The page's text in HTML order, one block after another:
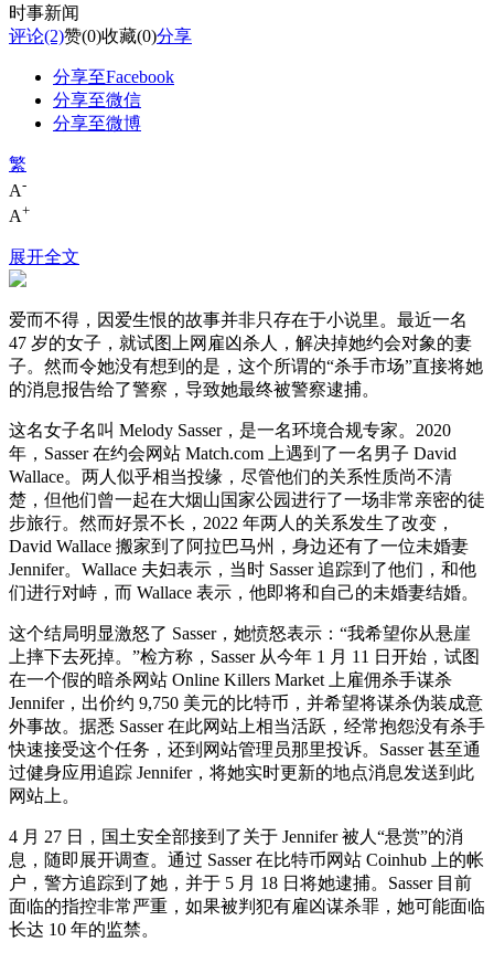
时事新闻
评论(2)赞(0)收藏(0)分享
分享至Facebook
分享至微信
分享至微博
繁
A-
A+
展开全文
爱而不得，因爱生恨的故事并非只存在于小说里。最近一名
47 岁的女子，就试图上网雇凶杀人，解决掉她约会对象的妻
子。然而令她没有想到的是，这个所谓的“杀手市场”直接将她
的消息报告给了警察，导致她最终被警察逮捕。
这名女子名叫 Melody Sasser，是一名环境合规专家。2020
年，Sasser 在约会网站 Match.com 上遇到了一名男子 David
Wallace。两人似乎相当投缘，尽管他们的关系性质尚不清
楚，但他们曾一起在大烟山国家公园进行了一场非常亲密的徒
步旅行。然而好景不长，2022 年两人的关系发生了改变，
David Wallace 搬家到了阿拉巴马州，身边还有了一位未婚妻
Jennifer。Wallace 夫妇表示，当时 Sasser 追踪到了他们，和他
们进行对峙，而 Wallace 表示，他即将和自己的未婚妻结婚。
这个结局明显激怒了 Sasser，她愤怒表示：“我希望你从悬崖
上摔下去死掉。”检方称，Sasser 从今年 1 月 11 日开始，试图
在一个假的暗杀网站 Online Killers Market 上雇佣杀手谋杀
Jennifer，出价约 9,750 美元的比特币，并希望将谋杀伪装成意
外事故。据悉 Sasser 在此网站上相当活跃，经常抱怨没有杀手
快速接受这个任务，还到网站管理员那里投诉。Sasser 甚至通
过健身应用追踪 Jennifer，将她实时更新的地点消息发送到此
网站上。
4 月 27 日，国土安全部接到了关于 Jennifer 被人“悬赏”的消
息，随即展开调查。通过 Sasser 在比特币网站 Coinhub 上的帐
户，警方追踪到了她，并于 5 月 18 日将她逮捕。Sasser 目前
面临的指控非常严重，如果被判犯有雇凶谋杀罪，她可能面临
长达 10 年的监禁。